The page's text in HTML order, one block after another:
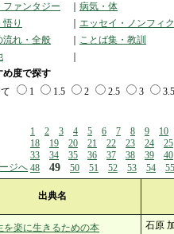
ファンタジー
病気・体
り
エッセイ・ノンフィ
流れ・全般
ことば集・教訓
め度で探す
1 1.5 2 2.5 3 3.5
ジへ
1 2 3 4 5 6 7 8 9 10
18
19 20 21 22 23 24 25
33
34 35 36 37 38 39 40
48
49 50 51 52 53 54 55
出典名
を楽に生きるための本 石原